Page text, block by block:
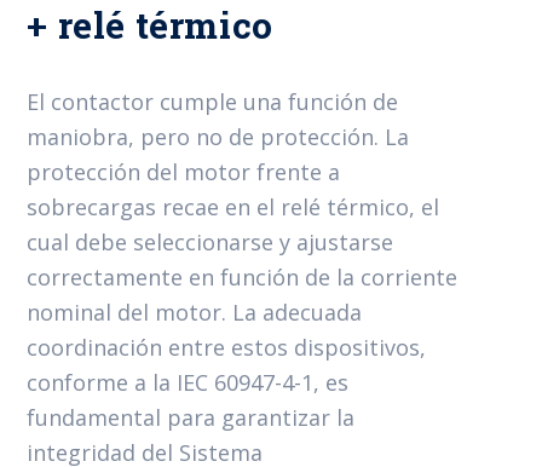
+ relé térmico
El contactor cumple una función de
maniobra, pero no de protección. La
protección del motor frente a
sobrecargas recae en el relé térmico, el
cual debe seleccionarse y ajustarse
correctamente en función de la corriente
nominal del motor. La adecuada
coordinación entre estos dispositivos,
conforme a la IEC 60947-4-1, es
fundamental para garantizar la
integridad del Sistema